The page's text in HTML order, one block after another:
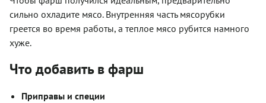
сильно охладите мясо. Внутренняя часть мясорубки
греется во время работы, а теплое мясо рубится намного
хуже.
Что добавить в фарш
Приправы и специи